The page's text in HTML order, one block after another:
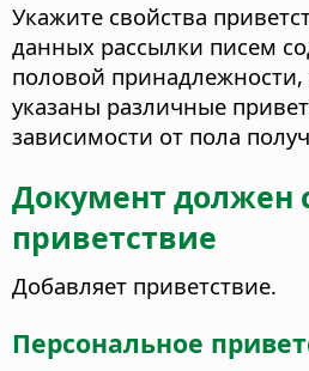
Укажите свойства
данных рассылки писем
половой принадлежности,
указаны различные
зависимости от пола
Документ должен
приветствие
Добавляет приветствие.
Персональное